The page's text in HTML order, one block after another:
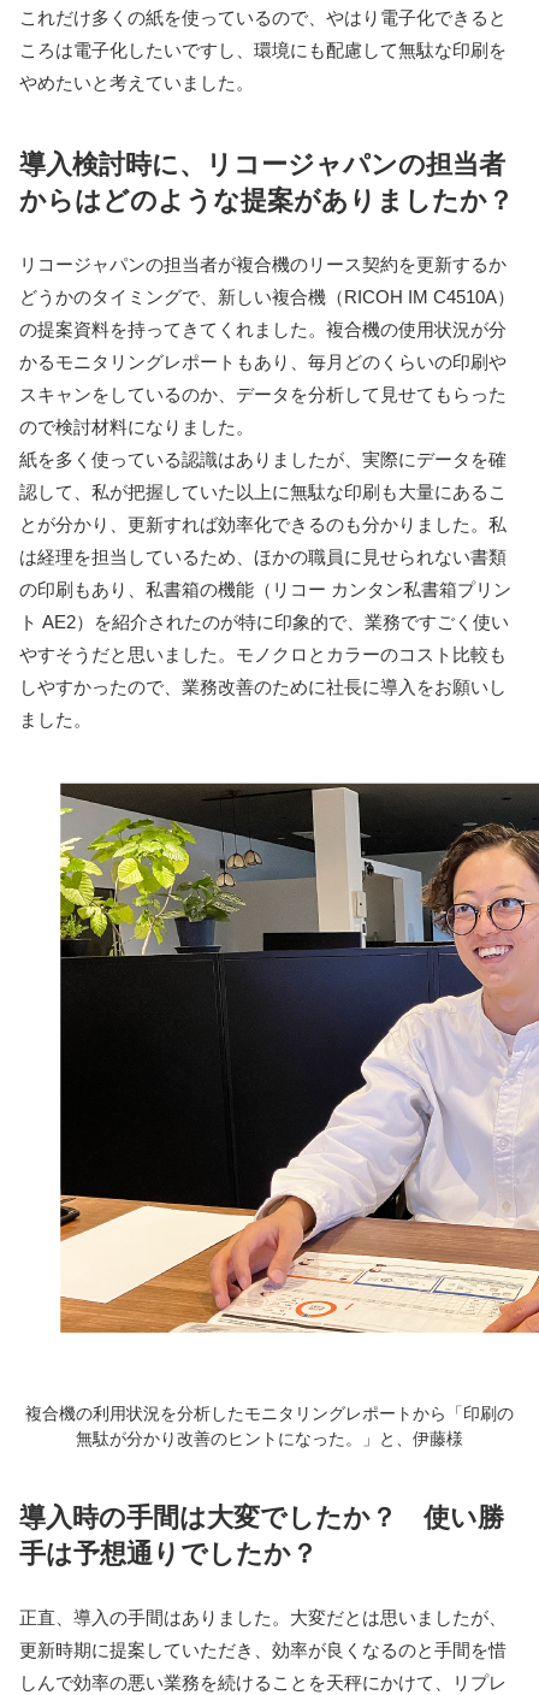
これだけ多くの紙を使っているので、やはり電子化できると
ころは電子化したいですし、環境にも配慮して無駄な印刷を
やめたいと考えていました。
導入検討時に、リコージャパンの担当者
からはどのような提案がありましたか？
リコージャパンの担当者が複合機のリース契約を更新するか
どうかのタイミングで、新しい複合機（RICOH IM C4510A）
の提案資料を持ってきてくれました。複合機の使用状況が分
かるモニタリングレポートもあり、毎月どのくらいの印刷や
スキャンをしているのか、データを分析して見せてもらった
ので検討材料になりました。
紙を多く使っている認識はありましたが、実際にデータを確
認して、私が把握していた以上に無駄な印刷も大量にあるこ
とが分かり、更新すれば効率化できるのも分かりました。私
は経理を担当しているため、ほかの職員に見せられない書類
の印刷もあり、私書箱の機能（リコー カンタン私書箱プリン
ト AE2）を紹介されたのが特に印象的で、業務ですごく使い
やすそうだと思いました。モノクロとカラーのコスト比較も
しやすかったので、業務改善のために社長に導入をお願いし
ました。
複合機の利用状況を分析したモニタリングレポートから「印刷の
無駄が分かり改善のヒントになった。」と、伊藤様
導入時の手間は大変でしたか？ 使い勝
手は予想通りでしたか？
正直、導入の手間はありました。大変だとは思いましたが、
更新時期に提案していただき、効率が良くなるのと手間を惜
しんで効率の悪い業務を続けることを天秤にかけて、リプレ